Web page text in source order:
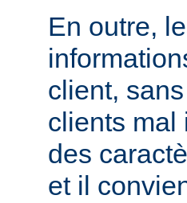
En outre,
client,
clients mal
des
et il